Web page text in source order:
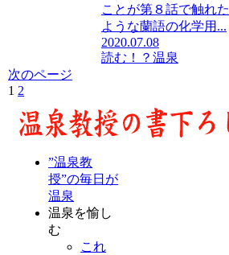
ことが第８話で触れた
ような蘭語の化学用...
2020.07.08
読む！？温泉
次のページ
1 2
”温泉教
授”の毎日が
温泉
温泉を愉し
む
これ